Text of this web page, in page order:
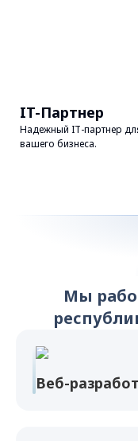
IT-Партнер
Надежный IT-партнер
вашего бизнеса.
Мы
Веб-